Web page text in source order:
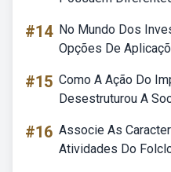
#14 No Mundo Dos
Opções De
#15 Como A Ação Do
Desestruturou A
#16 Associe As
Atividades Do